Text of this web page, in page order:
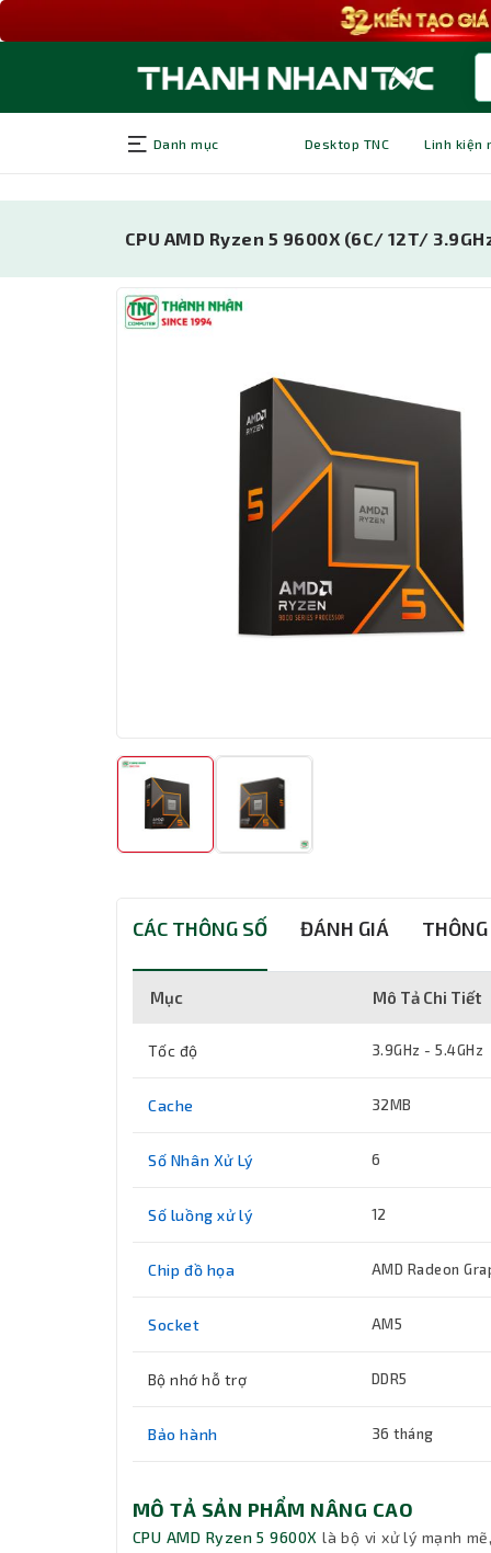
Danh mục Desktop TNC Linh kiện
CPU AMD Ryzen 5 9600X (6C/ 12T/
CÁC THÔNG SỐ ĐÁNH GIÁ
Mục Mô Tả Chi Tiết
Tốc độ 3.9GHz - 5.4GHz
Cache 32MB
Số Nhân Xử Lý 6
Số luồng xử lý 12
Chip đồ họa AMD Radeon
Socket AM5
Bộ nhớ hỗ trợ DDR5
Bảo hành 36 tháng
MÔ TẢ SẢN PHẨM NÂNG CAO
CPU AMD Ryzen 5 9600X là bộ vi xử lý mạnh